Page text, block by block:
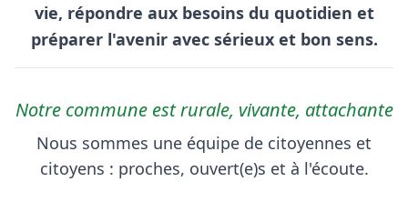
vie, répondre aux besoins du quotidien et
préparer l'avenir avec sérieux et bon sens.
Notre commune est rurale, vivante, attachante
Nous sommes une équipe de citoyennes et
citoyens : proches, ouvert(e)s et à l'écoute.